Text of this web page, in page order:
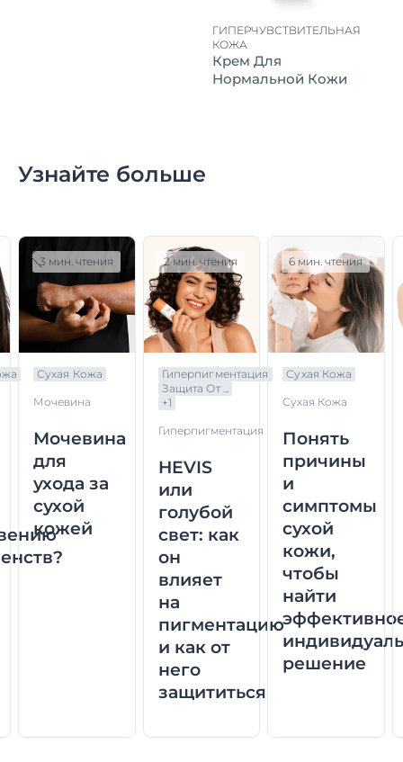
ГИПЕРЧУВСТВИТЕЛЬНАЯ
КОЖА
Крем Для
Нормальной Кожи
Узнайте больше
Сухая Кожа
Мочевина
Мочевина
для
ухода за
сухой
кожей
3 мин. чтения
Гиперпигментация
Защита От ...
+1
Гиперпигментация
HEVIS
или
голубой
свет: как
он
влияет
на
пигментацию
и как от
него
защититься
2 мин. чтения
Сухая Кожа
Сухая Кожа
Понять
причины
и
симптомы
сухой
кожи,
чтобы
найти
решение
6 мин. чтения